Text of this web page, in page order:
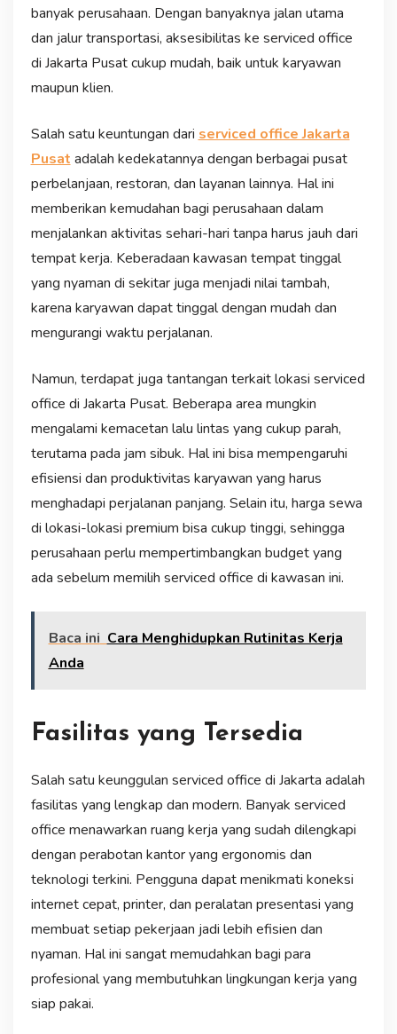
banyak perusahaan. Dengan banyaknya jalan utama
dan jalur transportasi, aksesibilitas ke serviced office
di Jakarta Pusat cukup mudah, baik untuk karyawan
maupun klien.
Salah satu keuntungan dari serviced office Jakarta
Pusat adalah kedekatannya dengan berbagai pusat
perbelanjaan, restoran, dan layanan lainnya. Hal ini
memberikan kemudahan bagi perusahaan dalam
menjalankan aktivitas sehari-hari tanpa harus jauh dari
tempat kerja. Keberadaan kawasan tempat tinggal
yang nyaman di sekitar juga menjadi nilai tambah,
karena karyawan dapat tinggal dengan mudah dan
mengurangi waktu perjalanan.
Namun, terdapat juga tantangan terkait lokasi serviced
office di Jakarta Pusat. Beberapa area mungkin
mengalami kemacetan lalu lintas yang cukup parah,
terutama pada jam sibuk. Hal ini bisa mempengaruhi
efisiensi dan produktivitas karyawan yang harus
menghadapi perjalanan panjang. Selain itu, harga sewa
di lokasi-lokasi premium bisa cukup tinggi, sehingga
perusahaan perlu mempertimbangkan budget yang
ada sebelum memilih serviced office di kawasan ini.
Baca ini Cara Menghidupkan Rutinitas Kerja
Anda
Fasilitas yang Tersedia
Salah satu keunggulan serviced office di Jakarta adalah
fasilitas yang lengkap dan modern. Banyak serviced
office menawarkan ruang kerja yang sudah dilengkapi
dengan perabotan kantor yang ergonomis dan
teknologi terkini. Pengguna dapat menikmati koneksi
internet cepat, printer, dan peralatan presentasi yang
membuat setiap pekerjaan jadi lebih efisien dan
nyaman. Hal ini sangat memudahkan bagi para
profesional yang membutuhkan lingkungan kerja yang
siap pakai.